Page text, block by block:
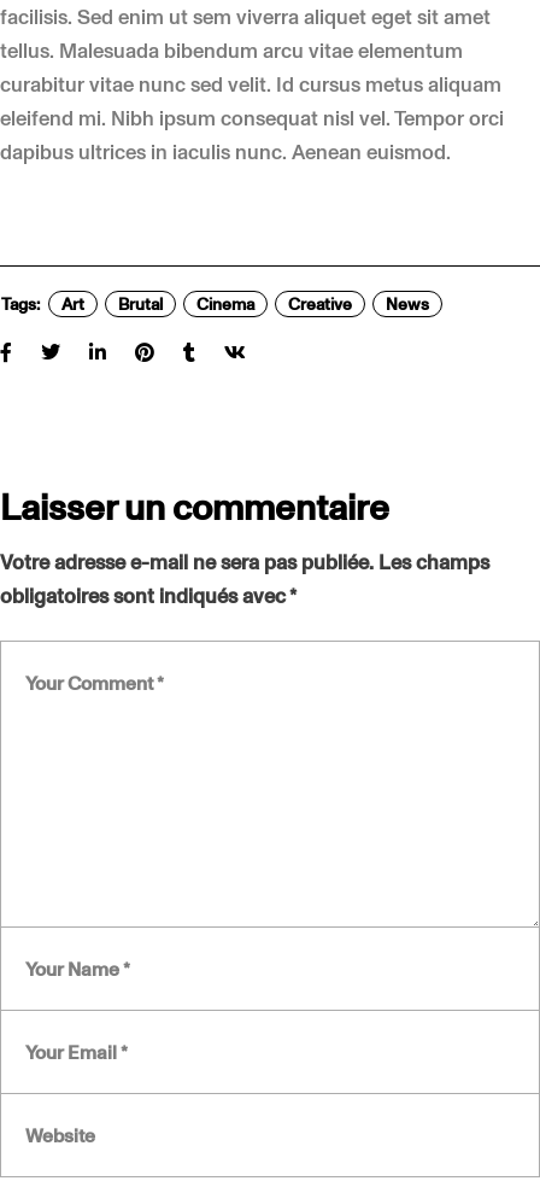
facilisis. Sed enim ut sem viverra aliquet eget sit amet
tellus. Malesuada bibendum arcu vitae elementum
curabitur vitae nunc sed velit. Id cursus metus aliquam
eleifend mi. Nibh ipsum consequat nisl vel. Tempor orci
dapibus ultrices in iaculis nunc. Aenean euismod.
Tags: Art Brutal Cinema Creative News
Laisser un commentaire
Votre adresse e-mail ne sera pas publiée. Les champs
obligatoires sont indiqués avec*